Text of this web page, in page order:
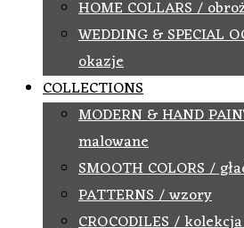
HOME COLLARS /
WEDDING & SPECIAL
okazje
COLLECTIONS
MODERN & HAND
malowane
SMOOTH COLORS /
PATTERNS / wzory
CROCODILES /